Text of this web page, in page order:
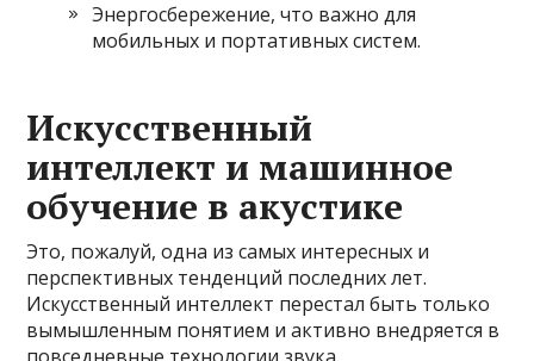
Энергосбережение, что важно для
мобильных и портативных систем.
Искусственный
интеллект и машинное
обучение в акустике
Это, пожалуй, одна из самых интересных и
перспективных тенденций последних лет.
Искусственный интеллект перестал быть только
вымышленным понятием и активно внедряется в